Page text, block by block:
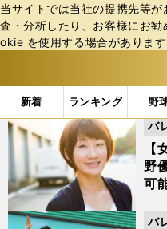
当サイトでは当社の提携先等
査・分析したり、お客様にお
okie を使⽤する場合がありま
新着 ランキング 野
b
ス
ポ
ル
テ
ィ
ー
バ
「#ハイブリッド6」
野
可
バ
バ